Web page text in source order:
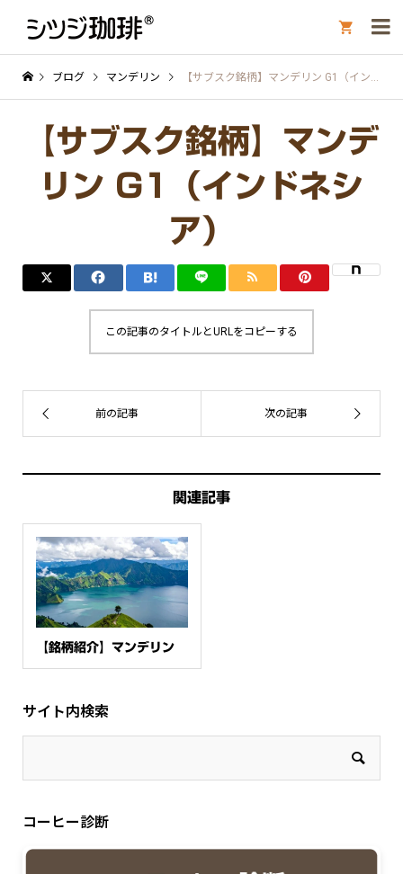

ブログ マンデリン 【サブスク銘柄】マンデリン G1（インドネシア）
【サブスク銘柄】マンデ
リン G1（インドネシ
ア）
この記事のタイトルとURLをコピーする
関連記事
【銘柄紹介】マンデリン
サイト内検索
コーヒー診断